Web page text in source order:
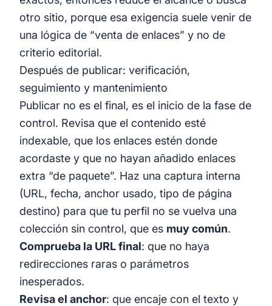
otro sitio, porque esa exigencia suele venir de
una lógica de “venta de enlaces” y no de
criterio editorial.
Después de publicar: verificación,
seguimiento y mantenimiento
Publicar no es el final, es el inicio de la fase de
control. Revisa que el contenido esté
indexable, que los enlaces estén donde
acordaste y que no hayan añadido enlaces
extra “de paquete”. Haz una captura interna
(URL, fecha, anchor usado, tipo de página
destino) para que tu perfil no se vuelva una
colección sin control, que es muy común.
Comprueba la URL final: que no haya
redirecciones raras o parámetros
inesperados.
Revisa el anchor: que encaje con el texto y